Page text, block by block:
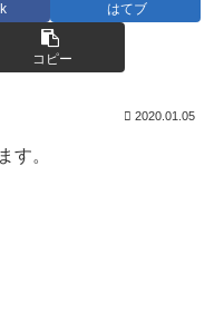
はてブ
コピー
2020.01.05
す。